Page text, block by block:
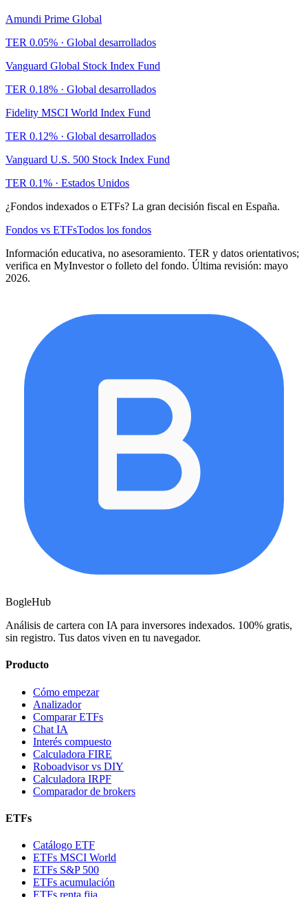
Amundi Prime Global
TER 0.05% · Global desarrollados
Vanguard Global Stock Index Fund
TER 0.18% · Global desarrollados
Fidelity MSCI World Index Fund
TER 0.12% · Global desarrollados
Vanguard U.S. 500 Stock Index Fund
TER 0.1% · Estados Unidos
¿Fondos indexados o ETFs? La gran decisión fiscal en España.
Fondos vs ETFsTodos los fondos
Información educativa, no asesoramiento. TER y datos orientativos;
verifica en MyInvestor o folleto del fondo. Última revisión: mayo
2026.
BogleHub
Análisis de cartera con IA para inversores indexados. 100% gratis,
sin registro. Tus datos viven en tu navegador.
Producto
Cómo empezar
Analizador
Comparar ETFs
Chat IA
Interés compuesto
Calculadora FIRE
Roboadvisor vs DIY
Calculadora IRPF
Comparador de brokers
ETFs
Catálogo ETF
ETFs MSCI World
ETFs S&P 500
ETFs acumulación